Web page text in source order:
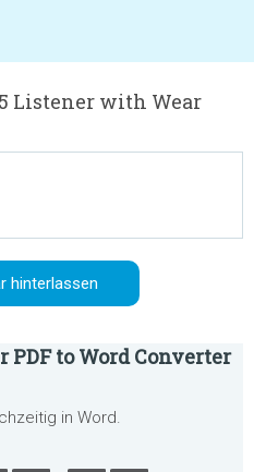
Listener with Wear
PDF to Word Converter
in Word.